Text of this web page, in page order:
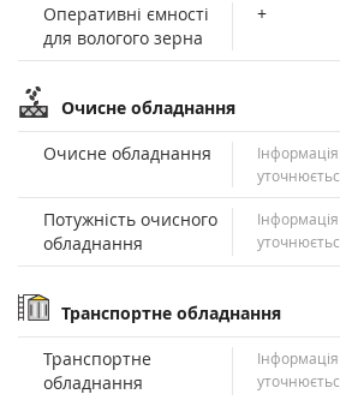
Оперативні ємності
для вологого зерна
+
Очисне обладнання
Очисне обладнання
Інформація
Потужність очисного
обладнання
Інформація
Транспортне обладнання
Транспортне
обладнання
Інформація